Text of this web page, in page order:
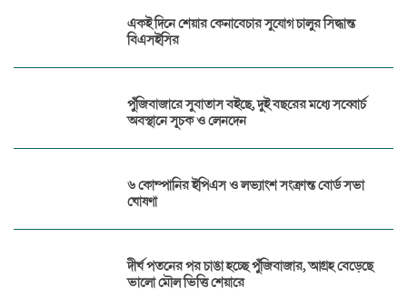
একই দিনে শেয়ার কেনাবেচার সুযোগ চালুর সিদ্ধান্ত
বিএসইসির
পুঁজিবাজারে সুবাতাস বইছে, দুই বছরের মধ্যে সব্বোর্চ
অবস্থানে সূচক ও লেনদেন
৬ কোম্পানির ইপিএস ও লভ্যাংশ সংক্রান্ত বোর্ড সভা
ঘোষণা
দীর্ঘ পতনের পর চাঙা হচ্ছে পুঁজিবাজার, আগ্রহ বেড়েছে
ভালো মৌল ভিত্তি শেয়ারে